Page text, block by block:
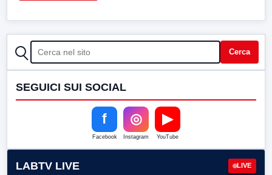
CERCA Cerca
SEGUICI SUI SOCIAL
f
Facebook
◎
Instagram
▶
YouTube
LABTV LIVE LIVE